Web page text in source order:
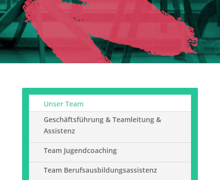
Unser Team
Geschäftsführung & Teamleitung &
Assistenz
Team Jugendcoaching
Team Berufsausbildungsassistenz